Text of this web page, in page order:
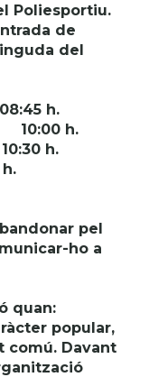
Poliesportiu.
de
del
h.
h.
h.
pel
ho a
quan:
popular,
comú. Davant